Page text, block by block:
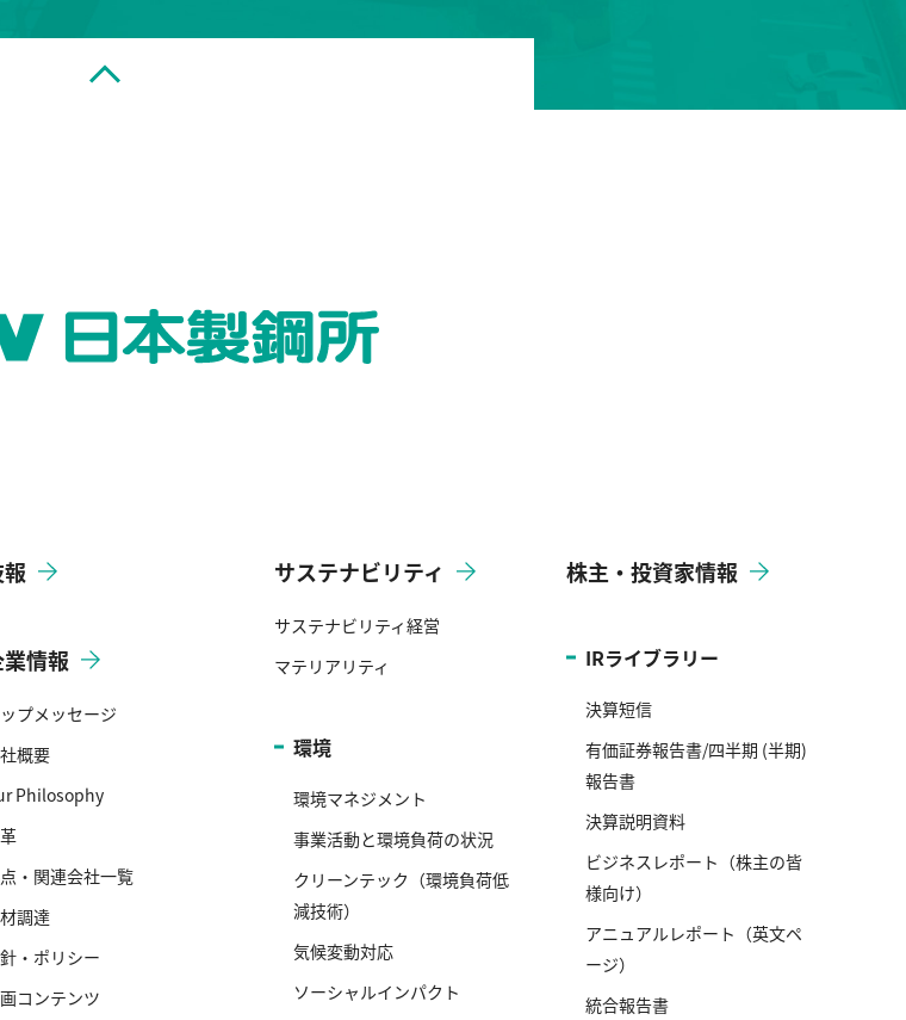
情報
ップメッセージ
概要
Philosophy
・関連会社一覧
調達
・ポリシー
コンテンツ
サステナビリティ
サステナビリティ経営
マテリアリティ
環境
環境マネジメント
事業活動と環境負荷の状況
クリーンテック（環境負荷低
減技術）
気候変動対応
ソーシャルインパクト
株主・投資家情報
IRライブラリー
決算短信
有価証券報告書/四半期 (半期)
報告書
決算説明資料
ビジネスレポート（株主の皆
様向け）
アニュアルレポート（英文ペ
ージ）
統合報告書